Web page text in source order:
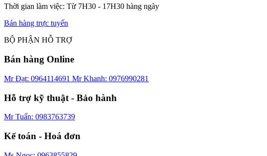
Thời gian làm việc: Từ 7H30 - 17H30 hàng ngày
Bán hàng trực tuyến
BỘ PHẬN HỖ TRỢ
Bán hàng Online
Mr Đạt: 0964114691 Mr Khanh: 0976990281
Hỗ trợ kỹ thuật - Bảo hành
Mr Tuấn: 0983763739
Kế toán - Hoá đơn